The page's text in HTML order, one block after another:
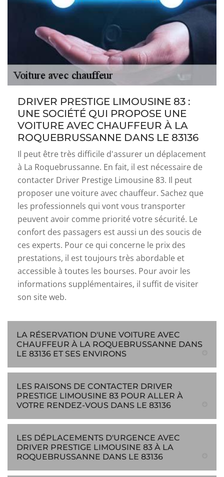
DRIVER PRESTIGE LIMOUSINE 83 :
UNE SOCIÉTÉ QUI PROPOSE UNE
VOITURE AVEC CHAUFFEUR À LA
ROQUEBRUSSANNE DANS LE 83136
Il peut être très difficile d'assurer un déplacement
à La Roquebrussanne. En fait, il est nécessaire de
contacter Driver Prestige Limousine 83. Il peut
proposer une voiture avec chauffeur. Sachez que
les professionnels qui vont vous transporter
peuvent avoir comme priorité votre sécurité. Le
confort des passagers est aussi un des soucis de
ces experts. Pour ce qui concerne le prix des
prestations, il est toujours très abordable et
accessible à toutes les bourses. Pour avoir les
informations supplémentaires, il suffit de visiter
son site web.
LA RÉSERVATION D'UNE VOITURE AVEC
CHAUFFEUR À LA ROQUEBRUSSANNE DANS
LE 83136 ET SES ENVIRONS
LES RAISONS DE CONTACTER DRIVER
PRESTIGE LIMOUSINE 83 POUR ALLER À
VOTRE RENDEZ-VOUS DANS LE 83136
LES DÉPLACEMENTS D'URGENCE AVEC
DRIVER PRESTIGE LIMOUSINE 83 À LA
ROQUEBRUSSANNE DANS LE 83136